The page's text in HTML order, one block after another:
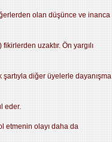
olan düşünce ve inanca
uzaktır. Ön yargılı
diğer üyelerle dayanışma
eder.
etmenin olayı daha da